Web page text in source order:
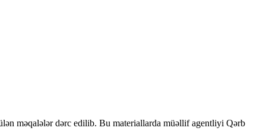
məqalələr dərc edilib. Bu materiallarda müəllif agentliyi Qərb